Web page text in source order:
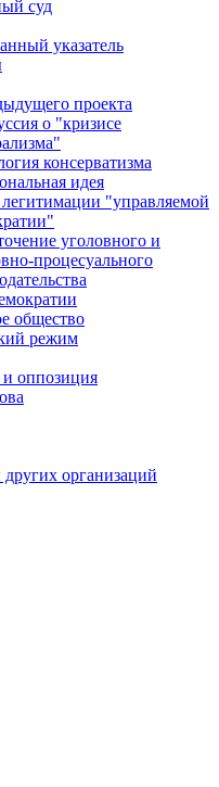
суд
указатель
проекта
о "кризисе
консерватизма
идея
"управляемой
уголовного и
процесуального
общество
режим
оппозиция
организаций